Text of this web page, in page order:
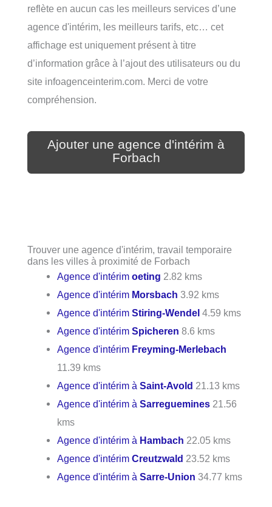
reflète en aucun cas les meilleurs services d’une
agence d'intérim, les meilleurs tarifs, etc… cet
affichage est uniquement présent à titre
d’information grâce à l’ajout des utilisateurs ou du
site infoagenceinterim.com. Merci de votre
compréhension.
Ajouter une agence d'intérim à
Forbach
Trouver une agence d'intérim, travail temporaire
dans les villes à proximité de Forbach
Agence d'intérimoeting 2.82 kms
Agence d'intérim Morsbach 3.92 kms
Agence d'intérimStiring-Wendel 4.59 kms
Agence d'intérimSpicheren 8.6 kms
Agence d'intérim Freyming-Merlebach
11.39 kms
Agence d'intérim àSaint-Avold 21.13 kms
Agence d'intérim àSarreguemines 21.56
kms
Agence d'intérim à Hambach 22.05 kms
Agence d'intérimCreutzwald 23.52 kms
Agence d'intérim àSarre-Union 34.77 kms